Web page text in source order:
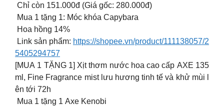
Chỉ còn 151.000đ (Giá gốc: 280.000đ)
Mua 1 tặng 1: Móc khóa Capybara
Hoa hồng 14%
Link sản phẩm: https://shopee.vn/product/111138057/2
5405294757
[MUA 1 TẶNG 1] Xịt thơm nước hoa cao cấp AXE 135
ml, Fine Fragrance mist lưu hương tinh tế và khử mùi l
ên tới 72h
Mua 1 tặng 1 Axe Kenobi